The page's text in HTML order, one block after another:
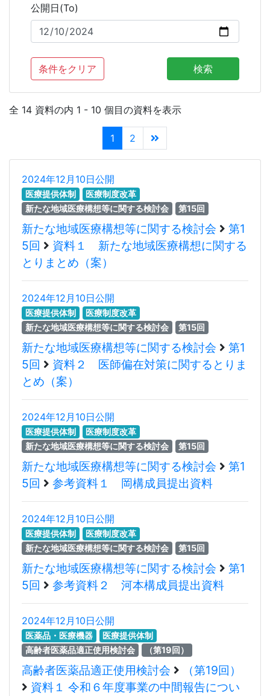
公開日(To)
条件をクリア 検索
全 14 資料の内 1 - 10 個目の資料を表示
1 2
2024年12月10日公開
医療提供体制
医療制度改革
新たな地域医療構想等に関する検討会
第15回
新たな地域医療構想等に関する検討会
第1
5回
資料１ 新たな地域医療構想に関する
とりまとめ（案）
2024年12月10日公開
医療提供体制
医療制度改革
新たな地域医療構想等に関する検討会
第15回
新たな地域医療構想等に関する検討会
第1
5回
資料２ 医師偏在対策に関するとりま
とめ（案）
2024年12月10日公開
医療提供体制
医療制度改革
新たな地域医療構想等に関する検討会
第15回
新たな地域医療構想等に関する検討会
第1
5回
参考資料１ 岡構成員提出資料
2024年12月10日公開
医療提供体制
医療制度改革
新たな地域医療構想等に関する検討会
第15回
新たな地域医療構想等に関する検討会
第1
5回
参考資料２ 河本構成員提出資料
2024年12月10日公開
医薬品・医療機器
医療提供体制
高齢者医薬品適正使用検討会
（第19回）
高齢者医薬品適正使用検討会
（第19回）
資料１ 令和６年度事業の中間報告につい